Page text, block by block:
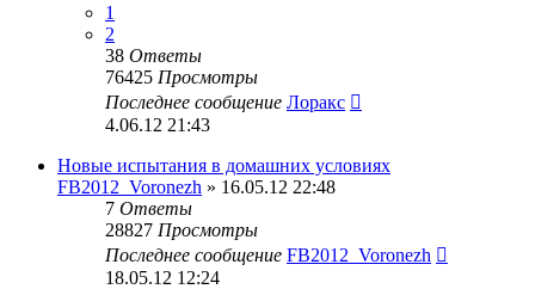
1
2
38 Ответы
76425 Просмотры
Последнее сообщение Лоракс
4.06.12 21:43
Новые испытания в домашних условиях
FB2012_Voronezh » 16.05.12 22:48
7 Ответы
28827 Просмотры
Последнее сообщение FB2012_Voronezh
18.05.12 12:24